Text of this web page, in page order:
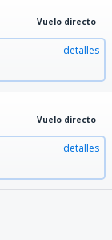
Vuelo directo
detalles
Vuelo directo
detalles